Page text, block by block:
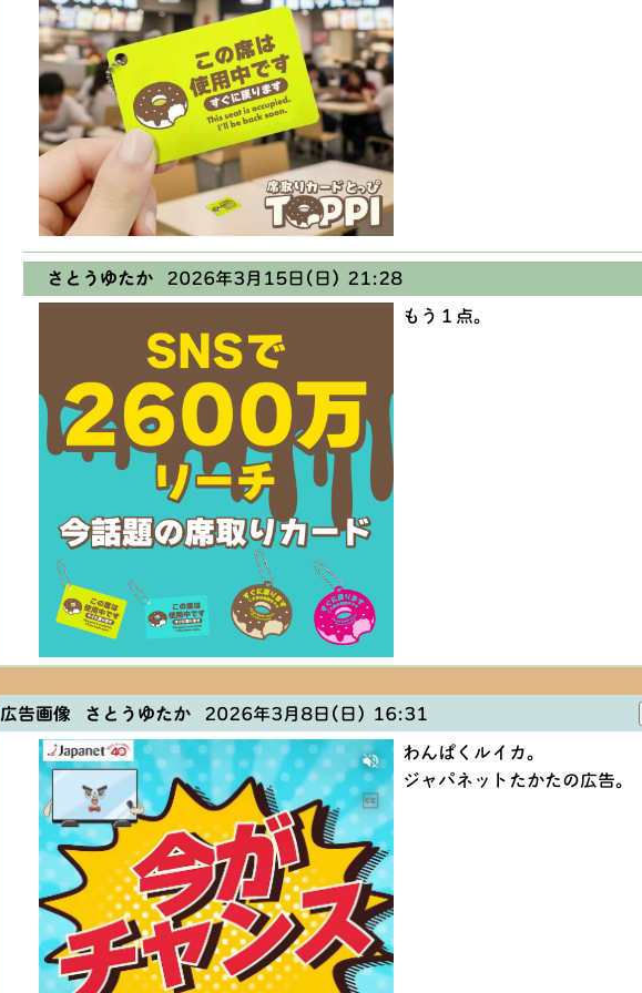
さとうゆたか 2026年3月15日(日) 21:28
もう１点。
広告画像 さとうゆたか2026年3月8日(日) 16:31
わんぱくルイカ。
ジャパネットたかたの広告。